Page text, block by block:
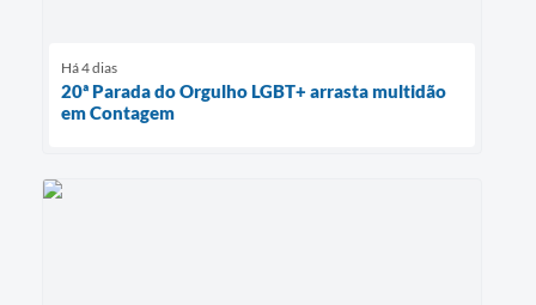
Há 4 dias
20ª Parada do Orgulho LGBT+ arrasta multidão
em Contagem